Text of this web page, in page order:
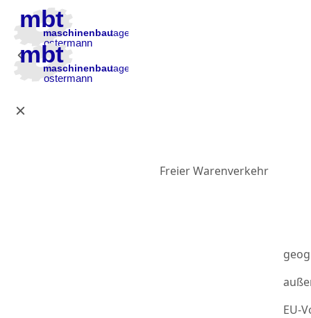
Zur Hauptnavigation
Zum Inhalt
Zur Fußzeile
Freier Warenverkehr
EU-